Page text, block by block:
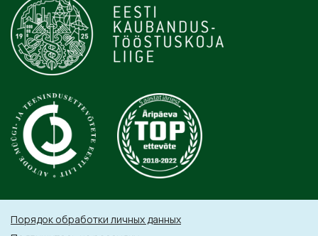
Порядок обработки личных данных